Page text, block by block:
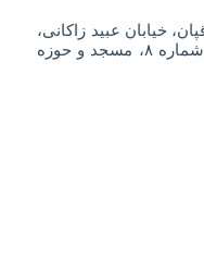
خیابان عبید زاکانی،
روبروی کانون میثم، بن بست مسجد، شماره ۸، مسجد و حوزه